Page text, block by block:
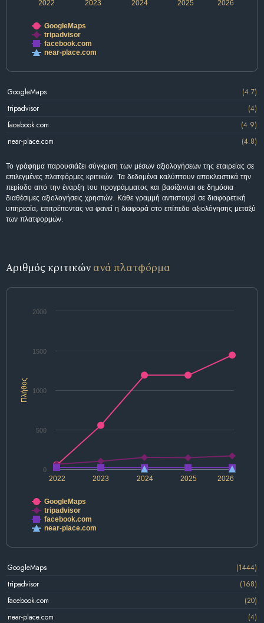
2022 2024 2026
2023 2025
GoogleMaps
tripadvisor
facebook.com
near-place.com
GoogleMaps
(4.7)
tripadvisor
(4)
facebook.com
(4.9)
near-place.com
(4.8)
Το γράφημα παρουσιάζει σύγκριση των μέσων αξιολογήσεων της εταιρείας σε
επιλεγμένες πλατφόρμες κριτικών. Τα δεδομένα καλύπτουν αποκλειστικά την
περίοδο από την έναρξη του προγράμματος και βασίζονται σε δημόσια
διαθέσιμες αξιολογήσεις χρηστών. Κάθε γραμμή αντιστοιχεί σε διαφορετική
υπηρεσία, επιτρέποντας να φανεί η διαφορά στο επίπεδο αξιολόγησης μεταξύ
των πλατφορμών.
Αριθμός κριτικών ανά πλατφόρμα
Πλήθος
2022 2024 2026
2023 2025
0
500
1000
1500
2000
GoogleMaps
tripadvisor
facebook.com
near-place.com
GoogleMaps
(1444)
tripadvisor
(168)
facebook.com
(20)
near-place.com
(4)